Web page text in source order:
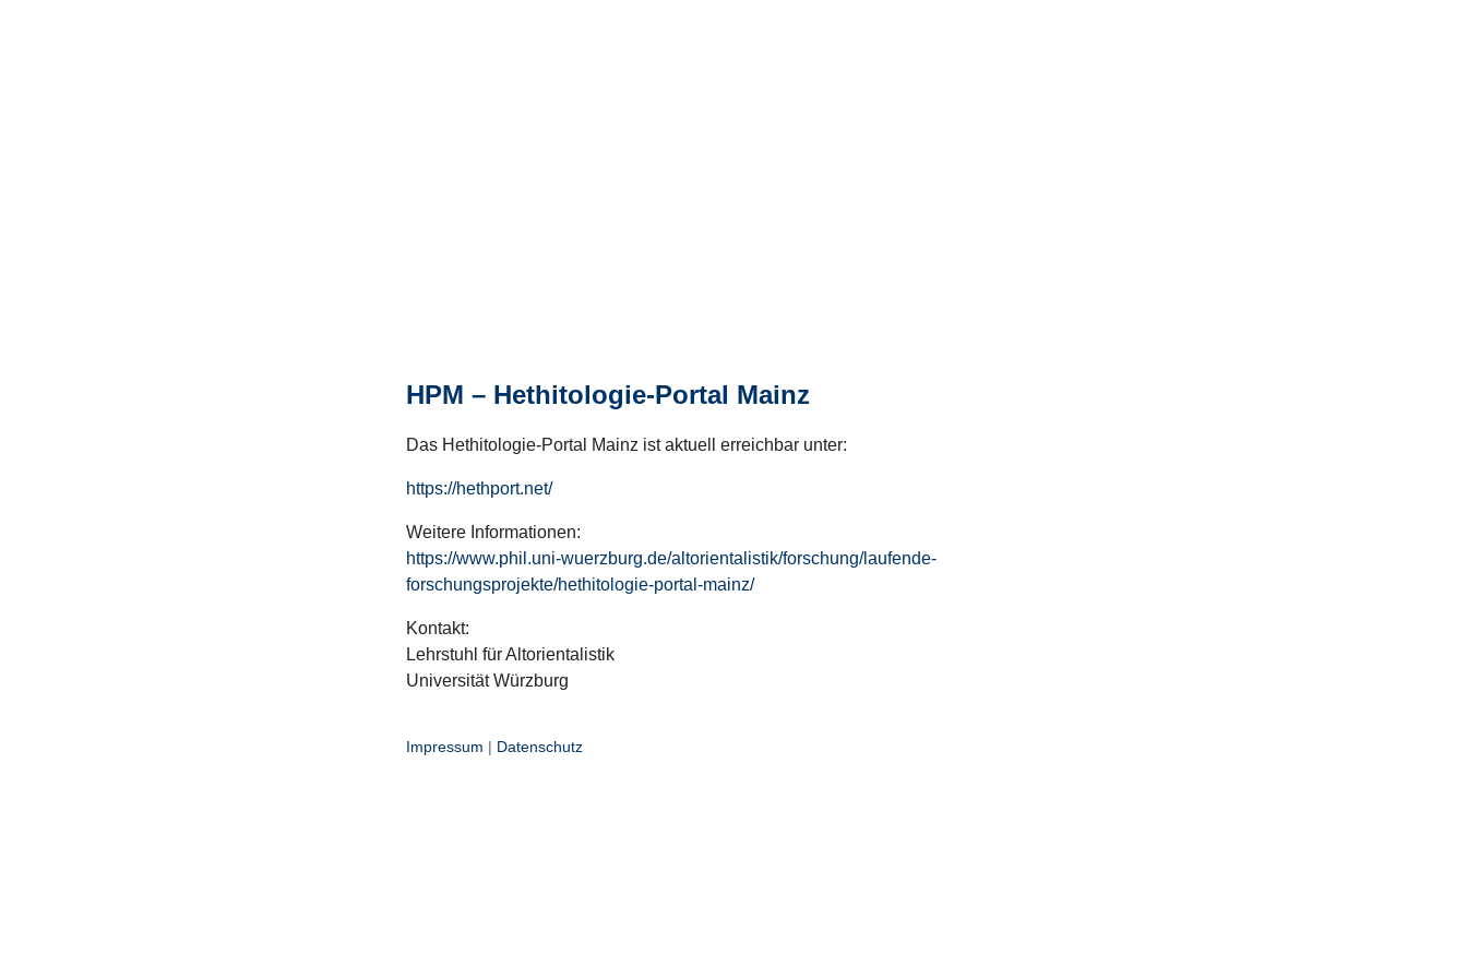
HPM – Hethitologie-Portal Mainz
Das Hethitologie-Portal Mainz ist aktuell erreichbar unter:
https://hethport.net/
Weitere Informationen:
https://www.phil.uni-wuerzburg.de/altorientalistik/forschung/laufende-
forschungsprojekte/hethitologie-portal-mainz/
Kontakt:
Lehrstuhl für Altorientalistik
Universität Würzburg
Impressum | Datenschutz